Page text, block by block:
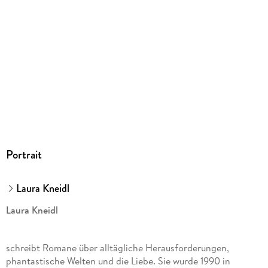
Portrait
Laura Kneidl
Laura Kneidl
schreibt Romane über alltägliche Herausforderungen,
phantastische Welten und die Liebe. Sie wurde 1990 in